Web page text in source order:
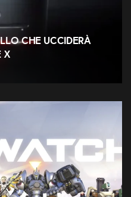
che ucciderà
X